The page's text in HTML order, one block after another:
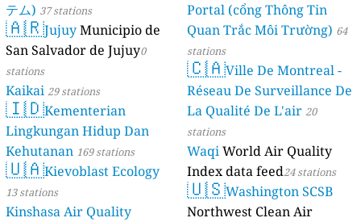
テム) 37 stations
🇦🇷Jujuy Municipio de
San Salvador de Jujuy0
stations
Kaikai 29 stations
🇮🇩Kementerian
Lingkungan Hidup Dan
Kehutanan 169 stations
🇺🇦Kievoblast Ecology
13 stations
Kinshasa Air Quality
Portal (cổng Thông Tin
Quan Trắc Môi Trường) 64
stations
🇨🇦Ville De Montreal -
Réseau De Surveillance De
La Qualité De L'air 20
stations
WaqiWorld Air Quality
Index data feed24 stations
🇺🇸Washington SCSB
Northwest Clean Air